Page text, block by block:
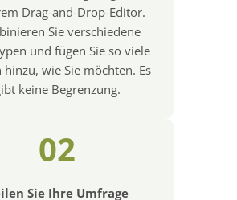
Drag-and-Drop-Editor.
Sie verschiedene
und fügen Sie so viele
hinzu, wie Sie möchten. Es
keine Begrenzung.
02
Sie Ihre Umfrage